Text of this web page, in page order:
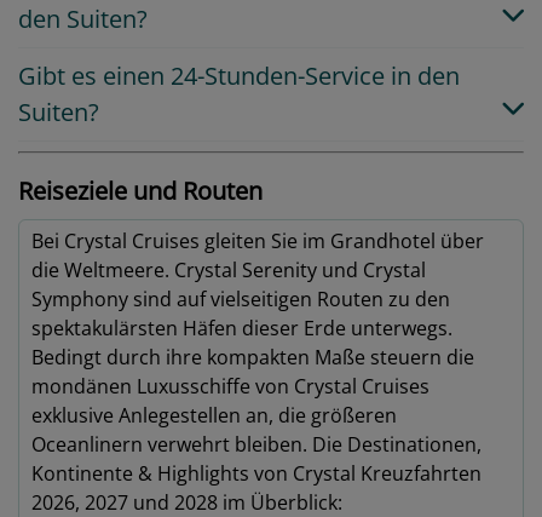
den Suiten?
Gibt es einen 24-Stunden-Service in den
Suiten?
Reiseziele und Routen
Bei Crystal Cruises gleiten Sie im Grandhotel über
die Weltmeere. Crystal Serenity und Crystal
Symphony sind auf vielseitigen Routen zu den
spektakulärsten Häfen dieser Erde unterwegs.
Bedingt durch ihre kompakten Maße steuern die
mondänen Luxusschiffe von Crystal Cruises
exklusive Anlegestellen an, die größeren
Oceanlinern verwehrt bleiben. Die Destinationen,
Kontinente & Highlights von Crystal Kreuzfahrten
2026, 2027 und 2028 im Überblick: